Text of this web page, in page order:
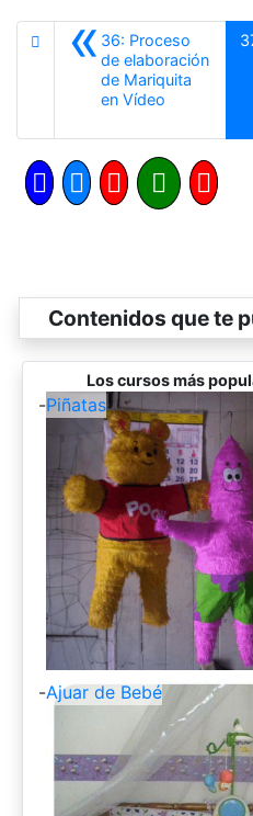
«36: Proceso
de elaboración
de Mariquita
en Vídeo
Contenidos que te
Los cursos más
-Piñatas
-Ajuar de Bebé